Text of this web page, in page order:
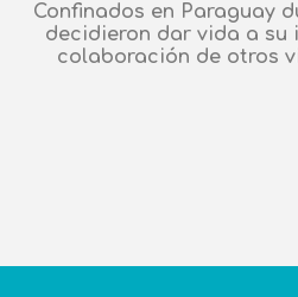
Confinados en Paraguay
decidieron dar vida a su
colaboración de otros